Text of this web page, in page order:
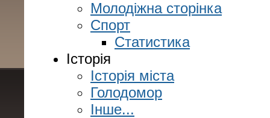
Молодіжна сторінка
Спорт
Статистика
Історія
Історія міста
Голодомор
Інше...